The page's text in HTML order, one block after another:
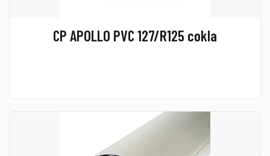
CP APOLLO PVC 127/R125 cokla